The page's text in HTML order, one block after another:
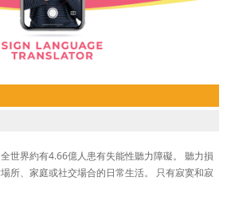
世界約有4.66億人患有失能性聽力障礙。 聽力損
所、家庭或社交場合的日常生活。 只有寂寞和寂